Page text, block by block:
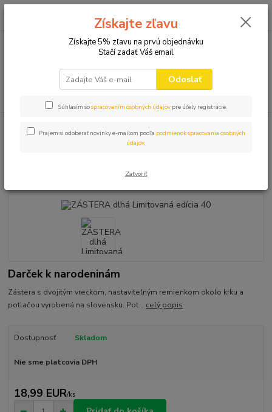
0,00 EUR
ZÁSTERA dlhá Limitovaná edícia
Darček k narodeninám
Zástera s dvojitým vreckom, nastaviteľným remienkom okolo krku a
potlačou vyrobená na slovensku. Pot... celý popis
Dostupnosť Skladom
Nie sme platcovia DPH
18,99 EUR/ks
Získajte zľavu
Získajte 5% zľavu na prvú objednávku
Stačí zadať Váš email
Odoslať
Súhlasím sospracovaním osobných údajov pre účely registrácie.
Prajem si odoberať novinky e-mailom podľa podmienok spracovania osobných
údajov.
Zatvoriť